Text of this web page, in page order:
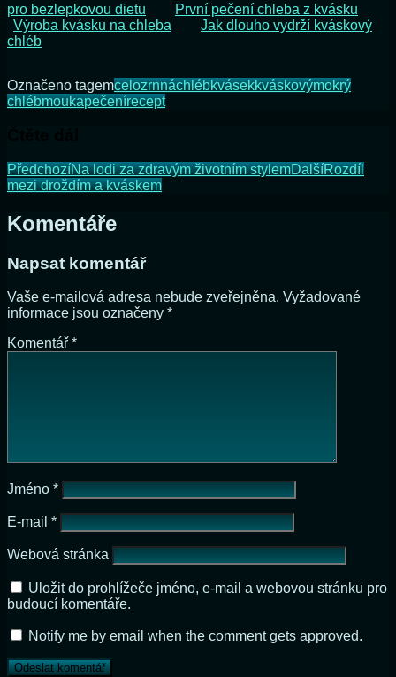
pro bezlepkovou dietu
První pečení chleba z kvásku
Výroba kvásku na chleba
Jak dlouho vydrží kváskový
chléb
Označeno tagemcelozrnnáchlébkvásekkváskovýmokrý
chlébmoukapečenírecept
PředchozíNa lodi za zdravým životním stylemDalšíRozdíl
mezi droždím a kváskem
Komentáře
Napsat komentář
Vaše e-mailová adresa nebude zveřejněna. Vyžadované
informace jsou označeny *
Komentář *
Jméno *
E-mail *
Webová stránka
Uložit do prohlížeče jméno, e-mail a webovou stránku pro
budoucí komentáře.
Notify me by email when the comment gets approved.